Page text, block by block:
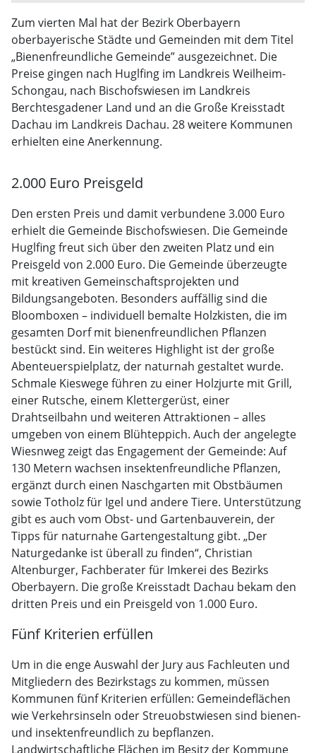
Zum vierten Mal hat der Bezirk Oberbayern
oberbayerische Städte und Gemeinden mit dem Titel
„Bienenfreundliche Gemeinde” ausgezeichnet. Die
Preise gingen nach Huglfing im Landkreis Weilheim-
Schongau, nach Bischofswiesen im Landkreis
Berchtesgadener Land und an die Große Kreisstadt
Dachau im Landkreis Dachau. 28 weitere Kommunen
erhielten eine Anerkennung.
2.000 Euro Preisgeld
Den ersten Preis und damit verbundene 3.000 Euro
erhielt die Gemeinde Bischofswiesen. Die Gemeinde
Huglfing freut sich über den zweiten Platz und ein
Preisgeld von 2.000 Euro. Die Gemeinde überzeugte
mit kreativen Gemeinschaftsprojekten und
Bildungsangeboten. Besonders auffällig sind die
Bloomboxen – individuell bemalte Holzkisten, die im
gesamten Dorf mit bienenfreundlichen Pflanzen
bestückt sind. Ein weiteres Highlight ist der große
Abenteuerspielplatz, der naturnah gestaltet wurde.
Schmale Kieswege führen zu einer Holzjurte mit Grill,
einer Rutsche, einem Klettergerüst, einer
Drahtseilbahn und weiteren Attraktionen – alles
umgeben von einem Blühteppich. Auch der angelegte
Wiesnweg zeigt das Engagement der Gemeinde: Auf
130 Metern wachsen insektenfreundliche Pflanzen,
ergänzt durch einen Naschgarten mit Obstbäumen
sowie Totholz für Igel und andere Tiere. Unterstützung
gibt es auch vom Obst- und Gartenbauverein, der
Tipps für naturnahe Gartengestaltung gibt. „Der
Naturgedanke ist überall zu finden“, Christian
Altenburger, Fachberater für Imkerei des Bezirks
Oberbayern. Die große Kreisstadt Dachau bekam den
dritten Preis und ein Preisgeld von 1.000 Euro.
Fünf Kriterien erfüllen
Um in die enge Auswahl der Jury aus Fachleuten und
Mitgliedern des Bezirkstags zu kommen, müssen
Kommunen fünf Kriterien erfüllen: Gemeindeflächen
wie Verkehrsinseln oder Streuobstwiesen sind bienen-
und insektenfreundlich zu bepflanzen.
Landwirtschaftliche Flächen im Besitz der Kommune